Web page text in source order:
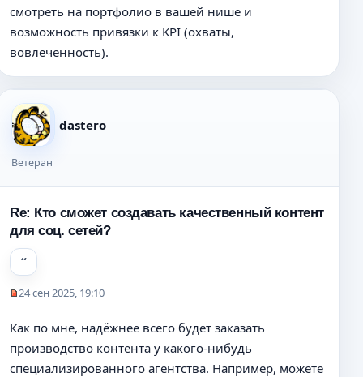
и
т
а
н
е
с
о
о
щ
н
и
е
смотреть на портфолио в вашей нише и
возможность привязки к KPI (охваты,
вовлеченность).
dastero
Ветеран
Re: Кто сможет создавать качественный контент
для соц. сетей?
п
р
о
24 сен 2025, 19:10
Как по мне, надёжнее всего будет заказать
производство контента у какого-нибудь
специализированного агентства. Например, можете